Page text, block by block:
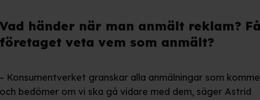
Vad händer när man anmält reklam?
företaget veta vem som anmält?
– Konsumentverket granskar alla anmälningar som
och bedömer om vi ska gå vidare med dem, säger Astrid